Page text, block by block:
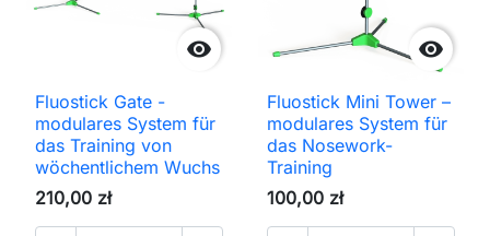

Fluostick Gate -
modulares System für
das Training von
wöchentlichem Wuchs
210,00 zł

Fluostick Mini Tower –
modulares System für
das Nosework-
Training
100,00 zł